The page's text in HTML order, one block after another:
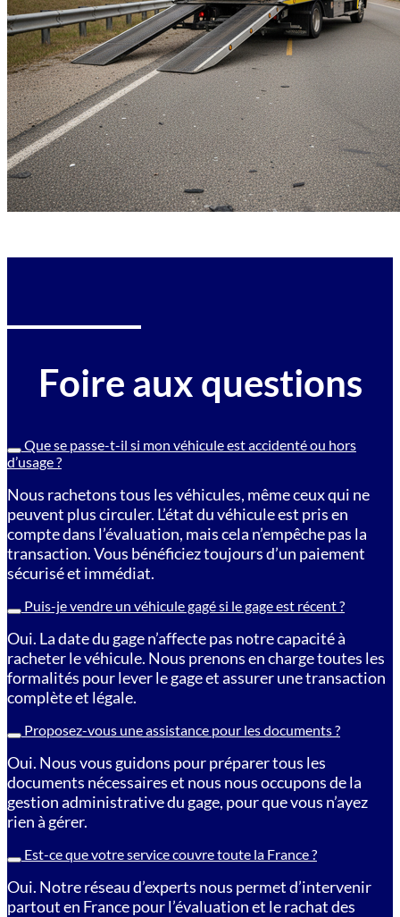
Foire aux questions
Que se passe-t-il si mon véhicule est accidenté ou hors
d’usage ?
Nous rachetons tous les véhicules, même ceux qui ne
peuvent plus circuler. L’état du véhicule est pris en
compte dans l’évaluation, mais cela n’empêche pas la
transaction. Vous bénéficiez toujours d’un paiement
sécurisé et immédiat.
Puis-je vendre un véhicule gagé si le gage est récent ?
Oui. La date du gage n’affecte pas notre capacité à
racheter le véhicule. Nous prenons en charge toutes les
formalités pour lever le gage et assurer une transaction
complète et légale.
Proposez-vous une assistance pour les documents ?
Oui. Nous vous guidons pour préparer tous les
documents nécessaires et nous nous occupons de la
gestion administrative du gage, pour que vous n’ayez
rien à gérer.
Est-ce que votre service couvre toute la France ?
Oui. Notre réseau d’experts nous permet d’intervenir
partout en France pour l’évaluation et le rachat des